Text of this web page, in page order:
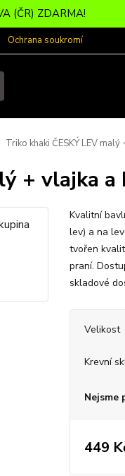
(ČR) ZDARMA!
Ochrana soukromí
Triko khaki ČESKÝ LEV
+ vlajka
Kvalitní
lev) a na
tvořen
praní.
skladové
Velikost
Krevní
Nejsme
449